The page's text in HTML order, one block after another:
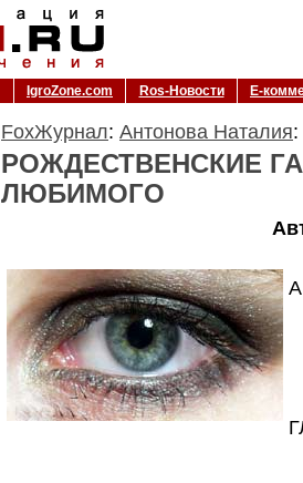
IgroZone.com Ros-Новости
Е-
FoxЖурнал: Антонова Наталия:
РОЖДЕСТВЕНСКИЕ
ЛЮБИМОГО